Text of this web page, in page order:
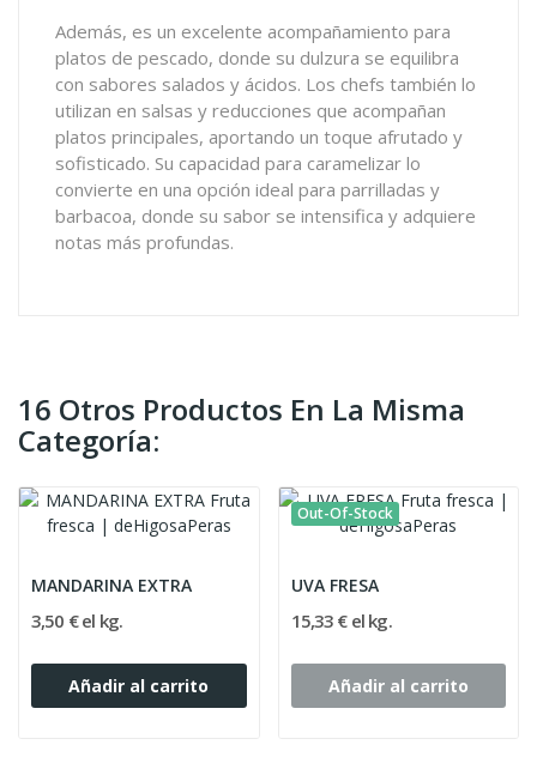
Además, es un excelente acompañamiento para
platos de pescado, donde su dulzura se equilibra
con sabores salados y ácidos. Los chefs también lo
utilizan en salsas y reducciones que acompañan
platos principales, aportando un toque afrutado y
sofisticado. Su capacidad para caramelizar lo
convierte en una opción ideal para parrilladas y
barbacoa, donde su sabor se intensifica y adquiere
notas más profundas.
16 Otros Productos En La Misma
Categoría:
MANDARINA EXTRA
3,50 € el kg.
Añadir al carrito
Out-Of-Stock
UVA FRESA
15,33 € el kg.
Añadir al carrito